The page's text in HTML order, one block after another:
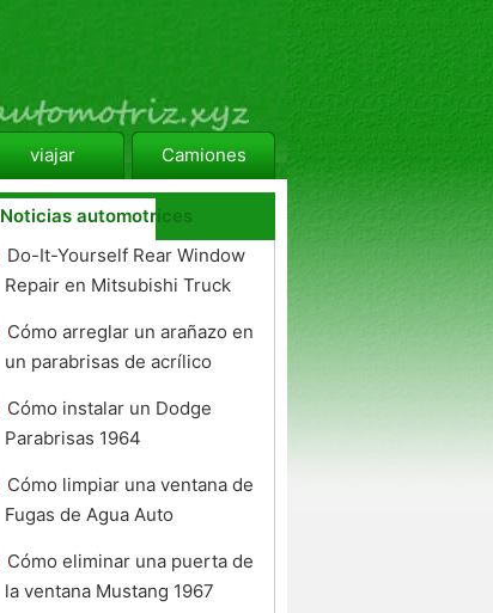
viajar Camiones
Noticias automotrices
Do-It-Yourself Rear Window
Repair en Mitsubishi Truck
Cómo arreglar un arañazo en
un parabrisas de acrílico
Cómo instalar un Dodge
Parabrisas 1964
Cómo limpiar una ventana de
Fugas de Agua Auto
Cómo eliminar una puerta de
la ventana Mustang 1967